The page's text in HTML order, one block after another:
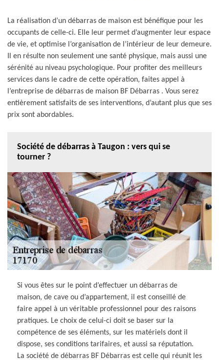
La réalisation d’un débarras de maison est bénéfique pour les
occupants de celle-ci. Elle leur permet d’augmenter leur espace
de vie, et optimise l’organisation de l’intérieur de leur demeure.
Il en résulte non seulement une santé physique, mais aussi une
sérénité au niveau psychologique. Pour profiter des meilleurs
services dans le cadre de cette opération, faites appel à
l’entreprise de débarras de maison BF Débarras . Vous serez
entièrement satisfaits de ses interventions, d’autant plus que ses
prix sont abordables.
Société de débarras à Taugon : vers qui se
tourner ?
Si vous êtes sur le point d’effectuer un débarras de
maison, de cave ou d’appartement, il est conseillé de
faire appel à un véritable professionnel pour des raisons
pratiques. Le choix de celui-ci doit se baser sur la
compétence de ses éléments, sur les matériels dont il
dispose, ses conditions tarifaires, et aussi sa réputation.
La société de débarras BF Débarras est celle qui réunit les